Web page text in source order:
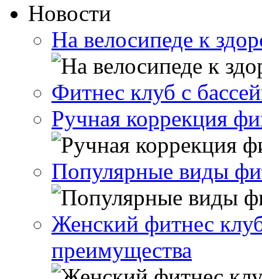
Новости
На велосипеде к
Фитнес клуб с
Ручная коррекция
Популярные виды
Женский фитнес
преимущества